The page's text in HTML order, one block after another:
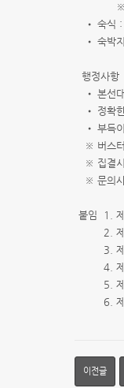
※ 숙소
• 숙식 :
• 숙박
행정사항
• 본선
• 정확
• 부득
※ 버스
※ 집결
※ 문의
붙임 1.
2. 제16
3. 제16
4. 제16
5. 제16
6. 제16
이전글